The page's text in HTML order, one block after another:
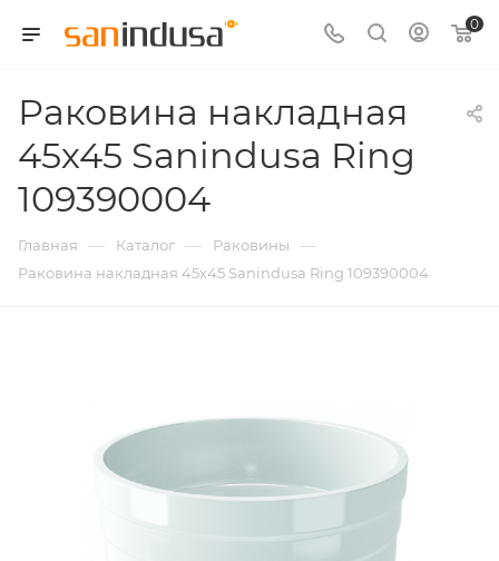
0
Раковина накладная
45х45 Sanindusa Ring
109390004
Главная — Каталог — Раковины —
Раковина накладная 45х45 Sanindusa Ring 109390004